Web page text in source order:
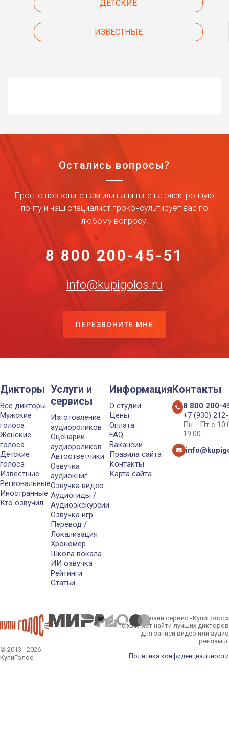
ДЕТСКИЕ
ИЗВЕСТНЫЕ
Остались вопросы?
Просто позвоните нам или напишите на электронную
почту и наш специалист проконсультирует вас по
любому вопросу!
8 800 200-45-51
info@kupigolos.ru
ПЕРЕЗВОНИТЕ МНЕ
Дикторы
Все дикторы
Мужские
голоса
Женские
голоса
Детские
голоса
Известные
Региональные
Иностранные
Кто озвучил
Услуги и
сервисы
Изготовление
аудиороликов
Сценарии
аудиороликов
Автоответчики
Озвучка
аудиокниг
Озвучка видео
Аудиогиды /
Аудиоэкскурсии
Озвучка игр
Перевод /
Локализация
Хрономер
Школа вокала
ИИ озвучка
Рейтинги
Статьи
Информация
О студии
Цены
Оплата
FAQ
Вакансии
Правила сайта
Контакты
Карта сайта
Контакты
8 800 200-
+7 (930)
Пн - Пт с
19:00
© 2013 - 2026
КупиГолос
Онлайн сервис «КупиГолос»
позволяет найти лучших дикторов
для записи видео или аудио
рекламы.
Политика конфиденциальности